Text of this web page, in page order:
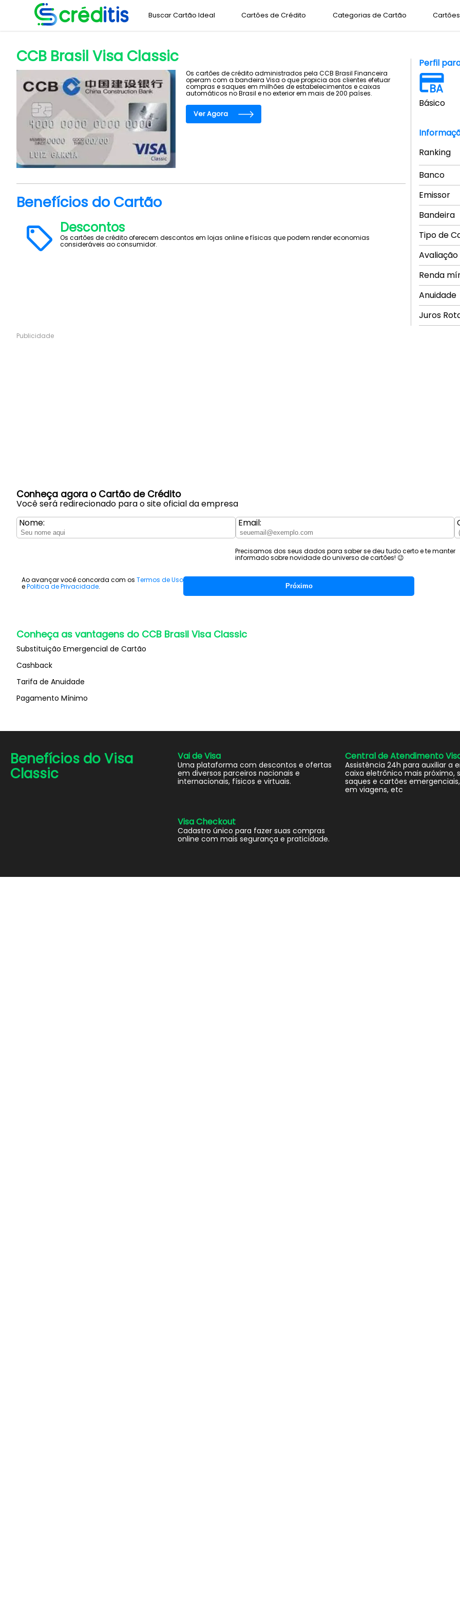
Buscar Cartão Ideal Cartões de Crédito Categorias de Cartão
CCB Brasil Visa Classic
Os cartões de crédito administrados pela CCB Brasil Financeira
operam com a bandeira Visa o que propicia aos clientes efetuar
compras e saques em milhões de estabelecimentos e caixas
automáticos no Brasil e no exterior em mais de 200 países.
Ver Agora
Benefícios do Cartão
Descontos
Os cartões de crédito oferecem descontos em lojas online e físicas que podem render economias
consideráveis ao consumidor.
Perfil
BA
Básico
Ranking
Banco
Emissor
Bandeira
Tipo de
Renda
Anuidade
Juros
Publicidade
Conheça as vantagens do CCB Brasil Visa Classic
Substituição Emergencial de Cartão
Cashback
Tarifa de Anuidade
Pagamento Mínimo
Conheça agora o Cartão de Crédito
Você será redirecionado para o site oficial da empresa
Nome:
Email:
Precisamos dos seus dados para saber se deu tudo certo e te manter
informado sobre novidade do universo de cartões! 😉
Ao avançar você concorda com os Termos de Uso
ePolitica de Privacidade. Próximo
Benefícios doVisa
Classic
Vai de Visa
Uma plataforma com descontos e ofertas
em diversos parceiros nacionais e
internacionais, físicos e virtuais.
Central de Atendimento
Assistência 24h para auxiliar a
caixa eletrônico mais próximo,
saques e cartões
em viagens, etc
Visa Checkout
Cadastro único para fazer suas compras
online com mais segurança e praticidade.